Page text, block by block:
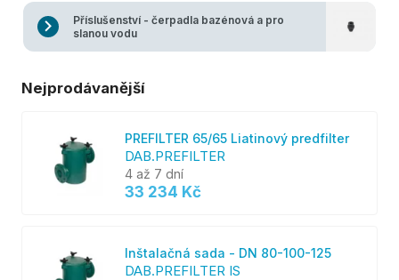
Příslušenství - čerpadla bazénová a pro
slanou vodu
Nejprodávanější
PREFILTER 65/65 Liatinový predfilter
DAB.PREFILTER
4 až 7 dní
33 234 Kč
Inštalačná sada - DN 80-100-125
DAB.PREFILTER IS